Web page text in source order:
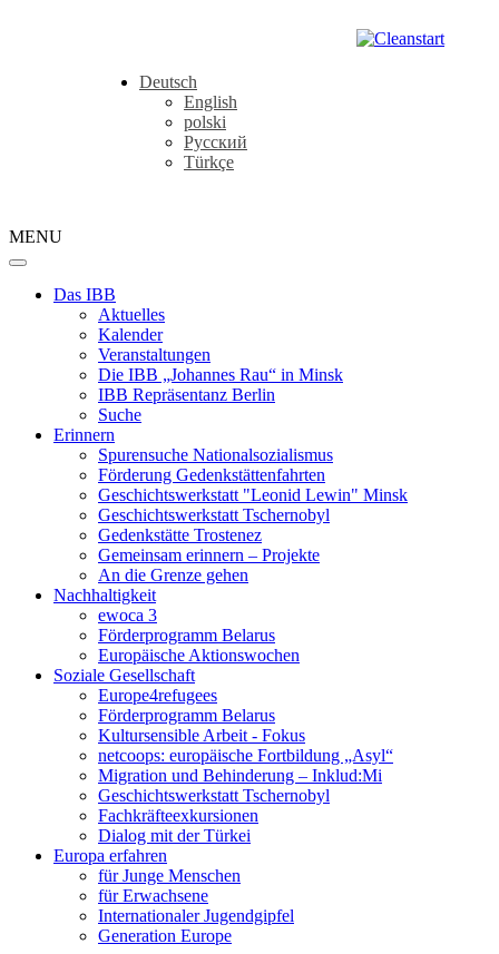
Deutsch
English
polski
Русский
Türkçe
MENU
Das IBB
Aktuelles
Kalender
Veranstaltungen
Die IBB „Johannes Rau“ in Minsk
IBB Repräsentanz Berlin
Suche
Erinnern
Spurensuche Nationalsozialismus
Förderung Gedenkstättenfahrten
Geschichtswerkstatt "Leonid Lewin" Minsk
Geschichtswerkstatt Tschernobyl
Gedenkstätte Trostenez
Gemeinsam erinnern – Projekte
An die Grenze gehen
Nachhaltigkeit
ewoca 3
Förderprogramm Belarus
Europäische Aktionswochen
Soziale Gesellschaft
Europe4refugees
Förderprogramm Belarus
Kultursensible Arbeit - Fokus
netcoops: europäische Fortbildung „Asyl“
Migration und Behinderung – Inklud:Mi
Geschichtswerkstatt Tschernobyl
Fachkräfteexkursionen
Dialog mit der Türkei
Europa erfahren
für Junge Menschen
für Erwachsene
Internationaler Jugendgipfel
Generation Europe